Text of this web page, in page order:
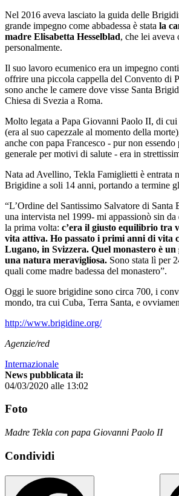
Nel 2016 aveva lasciato la guida delle
grande impegno come abbadessa è stata la
madre Elisabetta Hesselblad, che lei aveva
personalmente.
Il suo lavoro ecumenico era un impegno
offrire una piccola cappella del Convento di
sono anche le camere dove visse Santa
Chiesa di Svezia a Roma.
Molto legata a Papa Giovanni Paolo II, di
(era al suo capezzale al momento della
anche con papa Francesco - pur non essendo
generale per motivi di salute - era in
Nata ad Avellino, Tekla Famiglietti è entrata
Brigidine a soli 14 anni, portando a termine
“L’Ordine del Santissimo Salvatore di Santa
una intervista nel 1999- mi appassionò sin
la prima volta: c’era il giusto equilibrio tra
vita attiva. Ho passato i primi anni di vita
Lugano, in Svizzera. Quel monastero è
una natura meravigliosa. Sono stata lì per
quali come madre badessa del monastero”.
Oggi le suore brigidine sono circa 700, i
mondo, tra cui Cuba, Terra Santa, e
http://www.brigidine.org/
Agenzie/red
Internazionale
News pubblicata il:
04/03/2020 alle 13:02
Foto
Madre Tekla con papa Giovanni Paolo II
Condividi